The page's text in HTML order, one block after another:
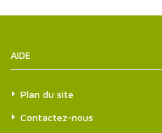
AIDE
Plan du site
Contactez-nous